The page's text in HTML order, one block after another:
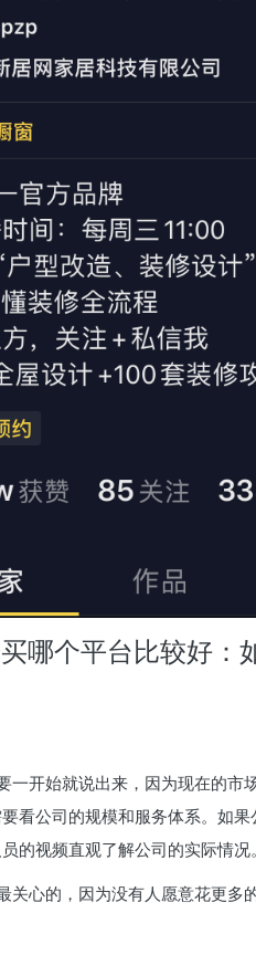
哪个平台比较好：
一开始就说出来，因为现在的
看公司的规模和服务体系。如
的视频直观了解公司的实际情况。
关心的，因为没有人愿意花更多